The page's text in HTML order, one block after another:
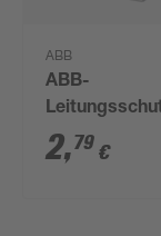
ABB
ABB-
1-polig 400 V
2,79 €